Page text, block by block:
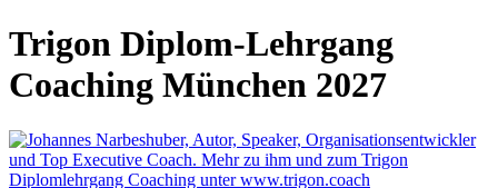
Trigon Diplom-Lehrgang
Coaching München 2027